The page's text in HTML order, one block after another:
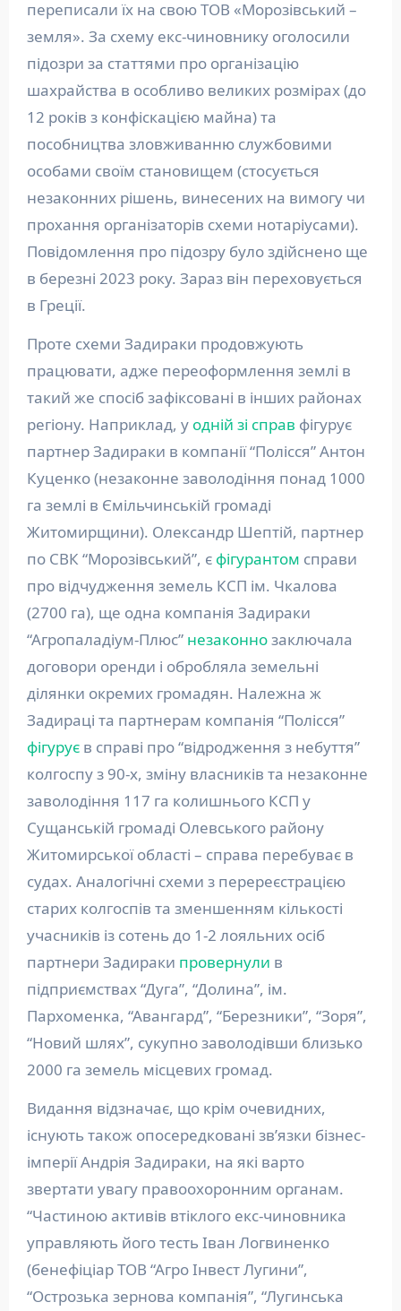
переписали їх на свою ТОВ «Морозівський –
земля». За схему екс-чиновнику оголосили
підозри за статтями про організацію
шахрайства в особливо великих розмірах (до
12 років з конфіскацією майна) та
пособництва зловживанню службовими
особами своїм становищем (стосується
незаконних рішень, винесених на вимогу чи
прохання організаторів схеми нотаріусами).
Повідомлення про підозру було здійснено ще
в березні 2023 року. Зараз він переховується
в Греції.
Проте схеми Задираки продовжують
працювати, адже переоформлення землі в
такий же спосіб зафіксовані в інших районах
регіону. Наприклад, у одній зі справ фігурує
партнер Задираки в компанії “Полісся” Антон
Куценко (незаконне заволодіння понад 1000
га землі в Ємільчинській громаді
Житомирщини). Олександр Шептій, партнер
по СВК “Морозівський”, є фігурантом справи
про відчудження земель КСП ім. Чкалова
(2700 га), ще одна компанія Задираки
“Агропаладіум-Плюс” незаконнозаключала
договори оренди і обробляла земельні
ділянки окремих громадян. Належна ж
Задираці та партнерам компанія “Полісся”
фігуруєв справі про “відродження з небуття”
колгоспу з 90-х, зміну власників та незаконне
заволодіння 117 га колишнього КСП у
Сущанській громаді Олевського району
Житомирської області – справа перебуває в
судах. Аналогічні схеми з перереєстрацією
старих колгоспів та зменшенням кількості
учасників із сотень до 1-2 лояльних осіб
партнери Задираки провернули в
підприємствах “Дуга”, “Долина”, ім.
Пархоменка, “Авангард”, “Березники”, “Зоря”,
“Новий шлях”, сукупно заволодівши близько
2000 га земель місцевих громад.
Видання відзначає, що крім очевидних,
існують також опосередковані звʼязки бізнес-
імперії Андрія Задираки, на які варто
звертати увагу правоохоронним органам.
“Частиною активів втіклого екс-чиновника
управляють його тесть Іван Логвиненко
(бенефіціар ТОВ “Агро Інвест Лугини”,
“Острозька зернова компанія”, “Лугинська